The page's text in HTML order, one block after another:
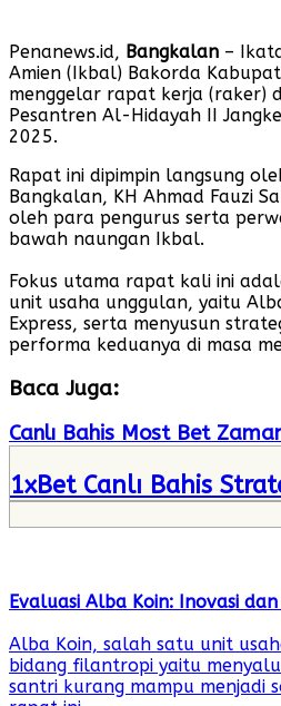
Penanews.id, Bangkalan –
Amien (Ikbal) Bakorda
menggelar rapat kerja (raker)
Pesantren Al-Hidayah II
2025.
Rapat ini dipimpin langsung
Bangkalan, KH Ahmad Fauzi
oleh para pengurus serta
bawah naungan Ikbal.
Fokus utama rapat kali ini
unit usaha unggulan, yaitu
Express, serta menyusun
performa keduanya di masa
Baca Juga:
Canlı Bahis Most Bet
1xBet Canlı Bahis
Evaluasi Alba Koin: Inovasi dan
Alba Koin, salah satu unit
bidang filantropi yaitu
santri kurang mampu menjadi